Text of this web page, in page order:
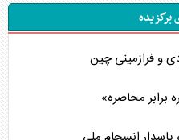
برگزیده
و فرازمینی چین
برابر محاصره»